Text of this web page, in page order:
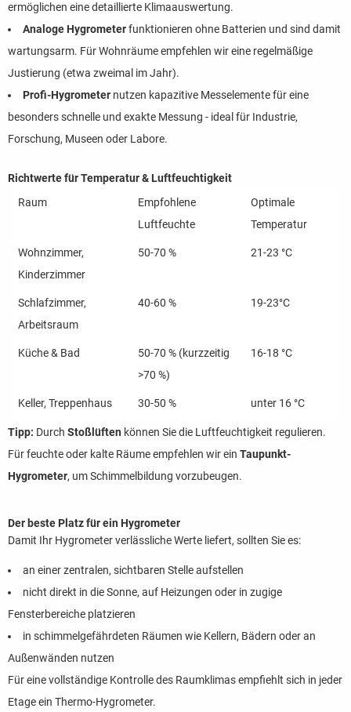
ermöglichen eine detaillierte Klimaauswertung.
Analoge Hygrometerfunktionieren ohne Batterien und sind damit
wartungsarm. Für Wohnräume empfehlen wir eine regelmäßige
Justierung (etwa zweimal im Jahr).
Profi-Hygrometer nutzen kapazitive Messelemente für eine
besonders schnelle und exakte Messung - ideal für Industrie,
Forschung, Museen oder Labore.
Richtwerte für Temperatur & Luftfeuchtigkeit
Raum
Empfohlene
Luftfeuchte
Optimale
Temperatur
Wohnzimmer,
Kinderzimmer
50-70 % 21-23 °C
Schlafzimmer,
Arbeitsraum
40-60 % 19-23°C
Küche & Bad
50-70 % (kurzzeitig
>70 %)
16-18 °C
Keller, Treppenhaus 30-50 % unter 16 °C
Tipp: Durch Stoßlüften können Sie die Luftfeuchtigkeit regulieren.
Für feuchte oder kalte Räume empfehlen wir ein Taupunkt-
Hygrometer, um Schimmelbildung vorzubeugen.
Der beste Platz für ein Hygrometer
Damit Ihr Hygrometer verlässliche Werte liefert, sollten Sie es:
an einer zentralen, sichtbaren Stelle aufstellen
nicht direkt in die Sonne, auf Heizungen oder in zugige
Fensterbereiche platzieren
in schimmelgefährdeten Räumen wie Kellern, Bädern oder an
Außenwänden nutzen
Für eine vollständige Kontrolle des Raumklimas empfiehlt sich in jeder
Etage ein Thermo-Hygrometer.